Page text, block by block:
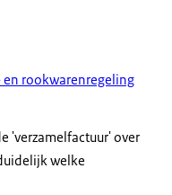
en rookwarenregeling
'verzamelfactuur' over
welke